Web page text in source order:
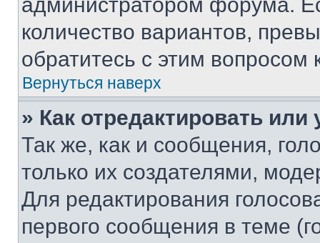
количество вариантов,
обратитесь с этим вопросом
Вернуться наверх
» Как отредактировать
Так же, как и сообщения,
только их создателями,
Для редактирования
первого сообщения в теме